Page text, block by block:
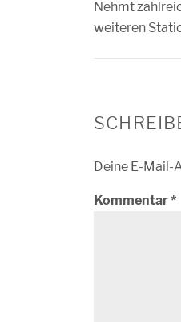
Nehmt
weiteren
Deine E-Mail-
Kommentar*